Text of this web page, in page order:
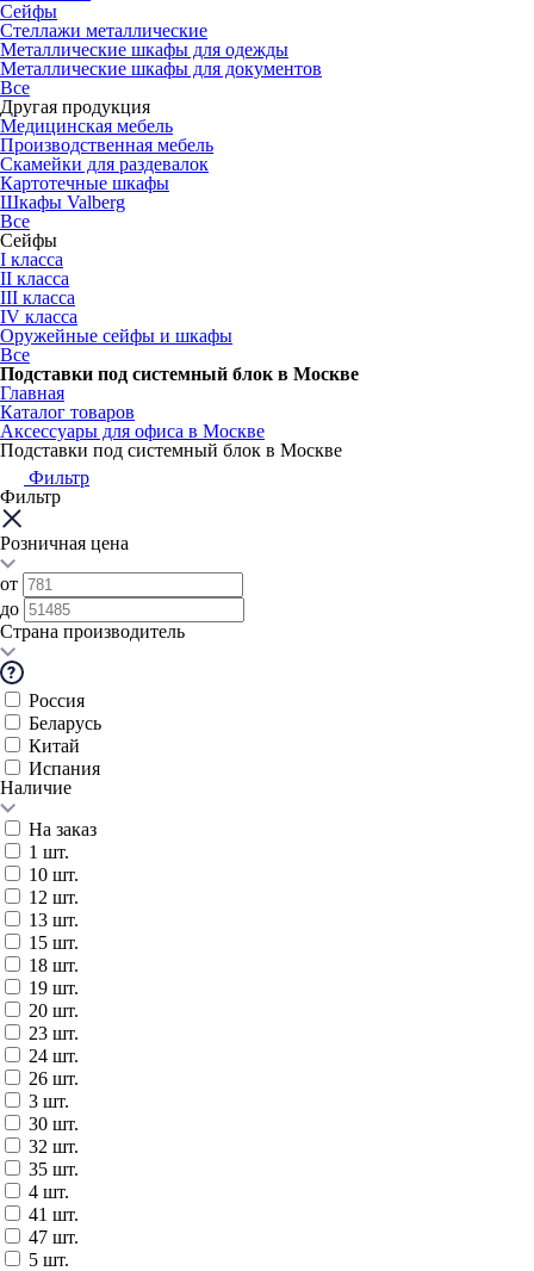
Сейфы
Стеллажи металлические
Металлические шкафы для одежды
Металлические шкафы для документов
Все
Другая продукция
Медицинская мебель
Производственная мебель
Скамейки для раздевалок
Картотечные шкафы
Шкафы Valberg
Все
Сейфы
I класса
II класса
III класса
IV класса
Оружейные сейфы и шкафы
Все
Подставки под системный блок в Москве
Главная
Каталог товаров
Аксессуары для офиса в Москве
Подставки под системный блок в Москве
Фильтр
Фильтр
Розничная цена
от
до
Страна производитель
Россия
Беларусь
Китай
Испания
Наличие
На заказ
1 шт.
10 шт.
12 шт.
13 шт.
15 шт.
18 шт.
19 шт.
20 шт.
23 шт.
24 шт.
26 шт.
3 шт.
30 шт.
32 шт.
35 шт.
4 шт.
41 шт.
47 шт.
5 шт.